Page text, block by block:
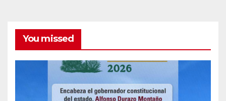
You missed